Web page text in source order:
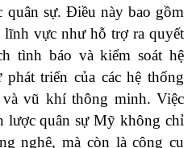
quân sự. Điều này bao gồm
lĩnh vực như hỗ trợ ra quyết
tình báo và kiểm soát hệ
triển của các hệ thống
vũ khí thông minh. Việc
lược quân sự Mỹ không chỉ
nghệ, mà còn là công cụ